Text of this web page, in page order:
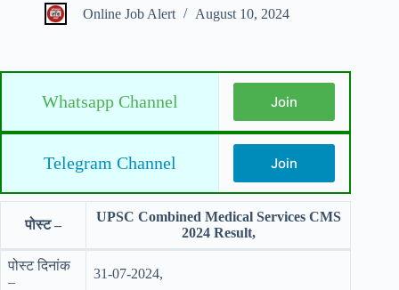
Online Job Alert August 10, 2024
Whatsapp Channel Join
Telegram Channel Join
पोस्ट –
UPSC Combined Medical Services CMS
2024 Result,
पोस्ट दिनांक
–
31-07-2024,